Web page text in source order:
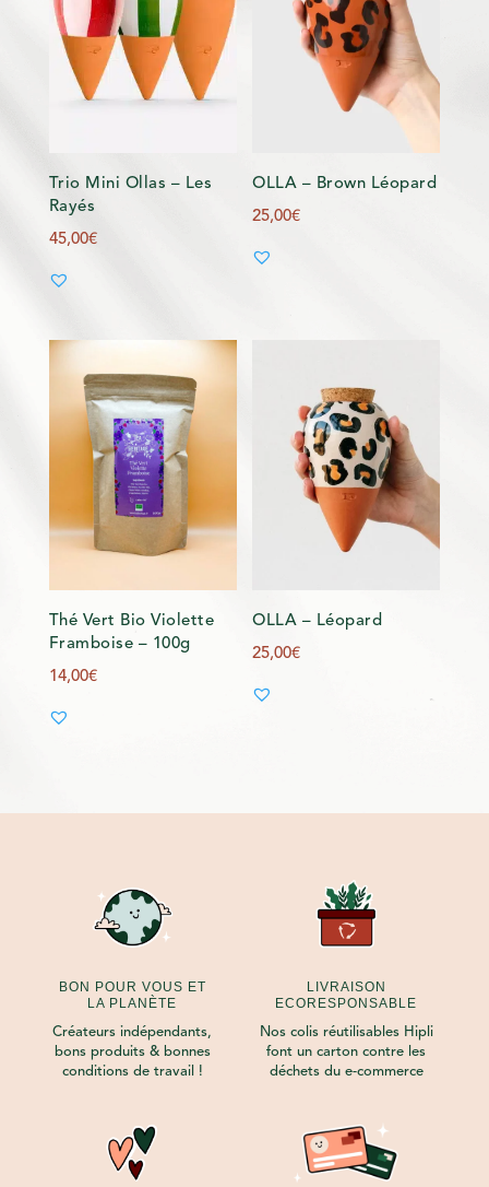
Trio Mini Ollas – Les
Rayés
45,00€
OLLA – Brown Léopard
25,00€
Thé Vert Bio Violette
Framboise – 100g
14,00€
OLLA – Léopard
25,00€
BON POUR VOUS ET
LA PLANÈTE
Créateurs indépendants,
bons produits & bonnes
conditions de travail !
LIVRAISON
ECORESPONSABLE
Nos colis réutilisables Hipli
font un carton contre les
déchets du e-commerce